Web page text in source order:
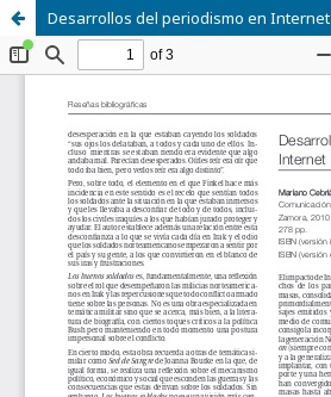
Desarrollos del periodismo en Internet